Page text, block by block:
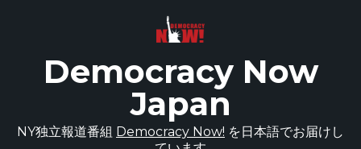
Democracy Now
Japan
NY独立報道番組 Democracy Now! を日本語でお届けし